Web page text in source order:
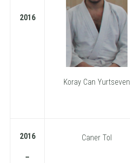
2016
Koray Can Yurtseven
2016
–
Caner Tol